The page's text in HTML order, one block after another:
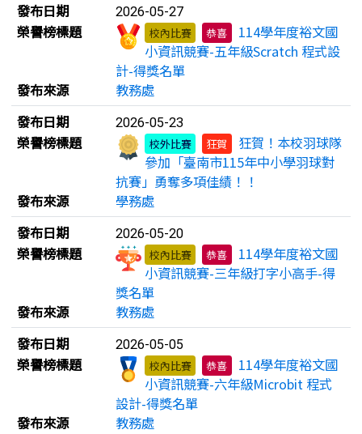
發布日期
2026-05-27
榮譽榜標題 校內比賽 恭喜
114學年度裕文國
小資訊競賽-五年級Scratch 程式設
計-得獎名單
發布來源
教務處
發布日期
2026-05-23
榮譽榜標題 校外比賽 狂賀
狂賀！本校羽球隊
參加「臺南市115年中小學羽球對
抗賽」勇奪多項佳績！！
發布來源
學務處
發布日期
2026-05-20
榮譽榜標題 校內比賽 恭喜
114學年度裕文國
小資訊競賽-三年級打字小高手-得
獎名單
發布來源
教務處
發布日期
2026-05-05
榮譽榜標題 校內比賽 恭喜
114學年度裕文國
小資訊競賽-六年級Microbit 程式
設計-得獎名單
發布來源
教務處